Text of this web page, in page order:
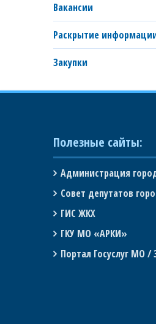
Вакансии
Раскрытие
Закупки
Полезные сайты:
Администрация
Совет депутатов
ГИС ЖКХ
ГКУ МО «АРКИ»
Портал Госуслуг МО /